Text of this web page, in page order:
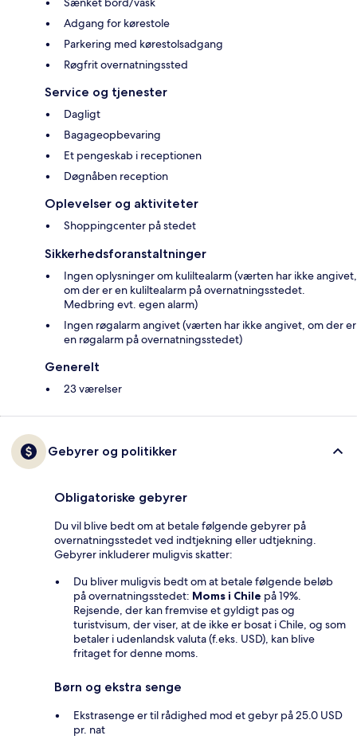
Adgang for kørestole
Parkering med kørestolsadgang
Røgfrit overnatningssted
Service og tjenester
Dagligt
Bagageopbevaring
Et pengeskab i receptionen
Døgnåben reception
Oplevelser og aktiviteter
Shoppingcenter på stedet
Sikkerhedsforanstaltninger
Ingen oplysninger om kuliltealarm (værten har ikke angivet,
om der er en kuliltealarm på overnatningsstedet.
Medbring evt. egen alarm)
Ingen røgalarm angivet (værten har ikke angivet, om der er
en røgalarm på overnatningsstedet)
Generelt
23 værelser
Gebyrer og politikker
Obligatoriske gebyrer
Du vil blive bedt om at betale følgende gebyrer på
overnatningsstedet ved indtjekning eller udtjekning.
Gebyrer inkluderer muligvis skatter:
Du bliver muligvis bedt om at betale følgende beløb
på overnatningsstedet: Moms i Chile på 19%.
Rejsende, der kan fremvise et gyldigt pas og
turistvisum, der viser, at de ikke er bosat i Chile, og som
betaler i udenlandsk valuta (f.eks. USD), kan blive
fritaget for denne moms.
Børn og ekstra senge
Ekstrasenge er til rådighed mod et gebyr på 25.0 USD
pr. nat